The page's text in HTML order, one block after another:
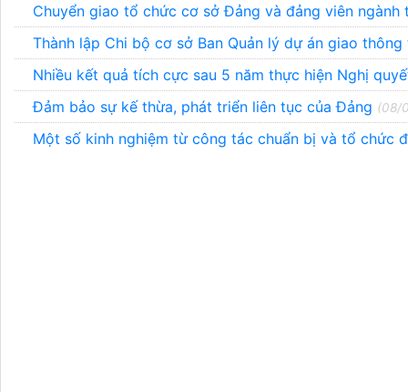
Chuyển giao tổ chức cơ sở Đảng và đảng viên
Thành lập Chi bộ cơ sở Ban Quản lý dự án giao
Nhiều kết quả tích cực sau 5 năm thực hiện Nghị
Đảm bảo sự kế thừa, phát triển liên tục của Đảng (08/
Một số kinh nghiệm từ công tác chuẩn bị và tổ chức